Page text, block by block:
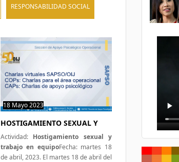
RESPONSABILIDAD SOCIAL
18 Mayo 2023 0 hit
HOSTIGAMIENTO SEXUAL Y
Actividad: Hostigamiento sexual y
trabajo en equipoFecha: martes 18
de abril, 2023. El martes 18 de abril del